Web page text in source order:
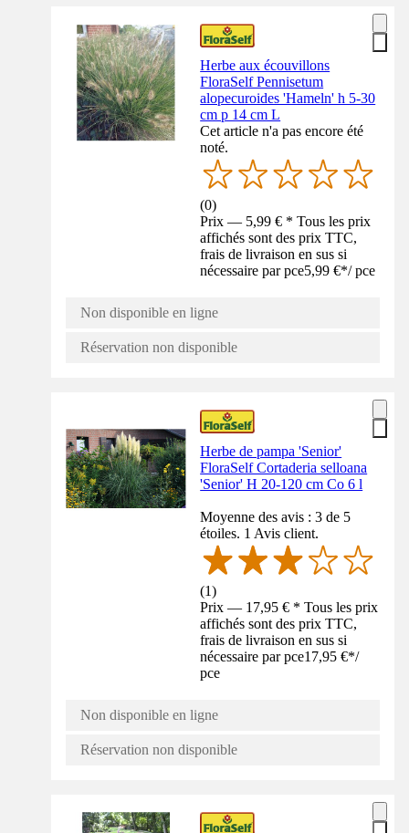
Herbe aux écouvillons
FloraSelf Pennisetum
alopecuroides 'Hameln' h 5-30
cm p 14 cm L
Cet article n'a pas encore été
noté.
(0)
Prix — 5,99 € * Tous les prix
affichés sont des prix TTC,
frais de livraison en sus si
nécessaire par pce5,99 €*/ pce
Non disponible en ligne
Réservation non disponible
Herbe de pampa 'Senior'
FloraSelf Cortaderia selloana
'Senior' H 20-120 cm Co 6 l
Moyenne des avis : 3 de 5
étoiles. 1 Avis client.
(1)
Prix — 17,95 € * Tous les prix
affichés sont des prix TTC,
frais de livraison en sus si
nécessaire par pce17,95 €*/
pce
Non disponible en ligne
Réservation non disponible